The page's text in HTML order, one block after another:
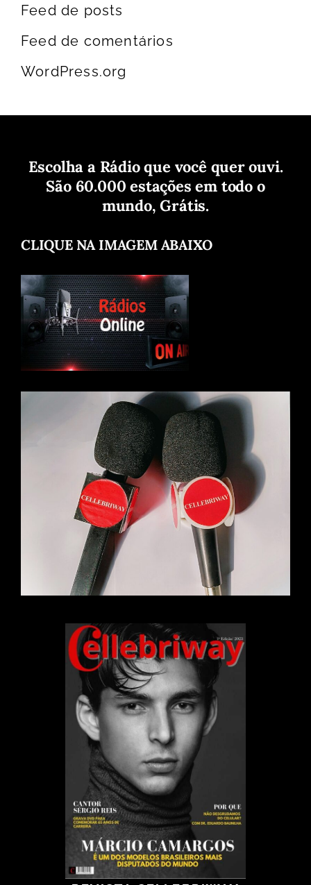
Feed de posts
Feed de comentários
WordPress.org
Escolha a Rádio que você quer ouvi.
São 60.000 estações em todo o
mundo, Grátis.
CLIQUE NA IMAGEM ABAIXO